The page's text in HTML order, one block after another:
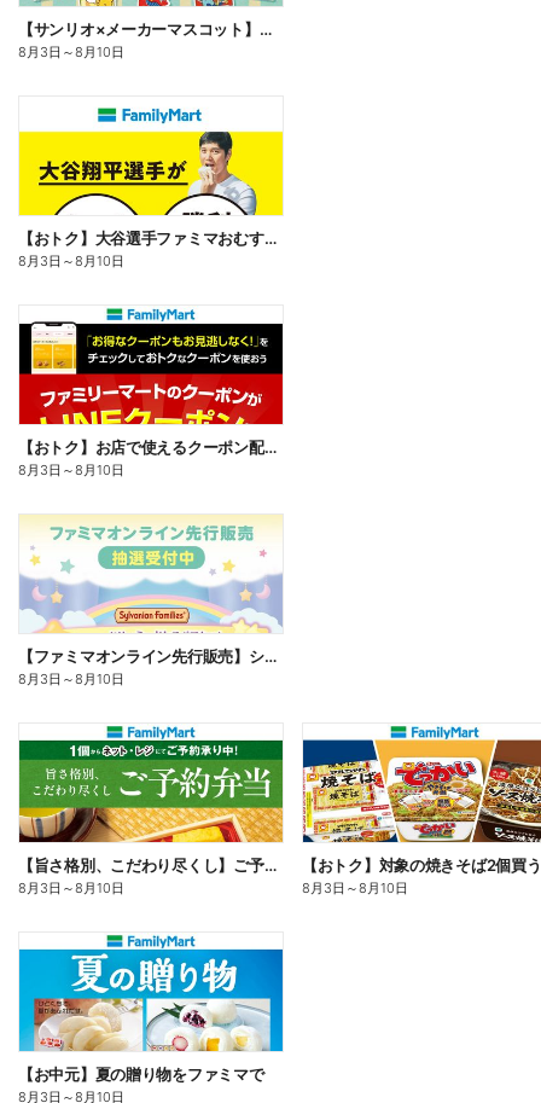
【サンリオ×メーカーマスコット】オリジナルグッズ貰える!
8月3日 ～8月10日
【おトク】大谷選手ファミマおむすび割
8月3日 ～8月10日
【おトク】お店で使えるクーポン配信中
8月3日 ～8月10日
【ファミマオンライン先行販売】シルバニアファミリー
8月3日 ～8月10日
【旨さ格別、こだわり尽くし】ご予約弁当
8月3日 ～8月10日 8月3日 ～8月10日
【お中元】夏の贈り物をファミマで
8月3日 ～8月10日